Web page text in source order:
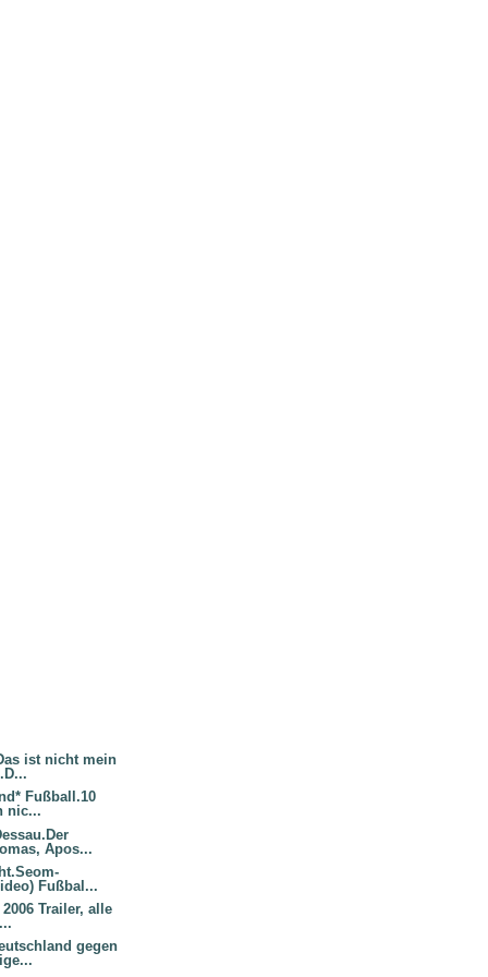
ist nicht mein
Fußball.10
nic...
Apos...
Fußbal...
Trailer, alle
gegen